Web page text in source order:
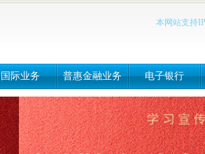
本网站支持
国际业务 普惠金融业务 电子银行